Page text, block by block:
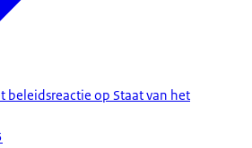
beleidsreactie op Staat van het